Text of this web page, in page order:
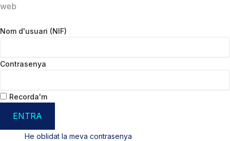
web
Nom d'usuari (NIF)
Contrasenya
Recorda'm
ENTRA
He oblidat la meva contrasenya